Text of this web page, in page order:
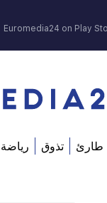
Euromedia24 on Play
طارئ تذوق رياضة